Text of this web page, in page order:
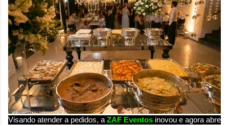
Visando atender a pedidos, a ZAF Eventos inovou e agora abre